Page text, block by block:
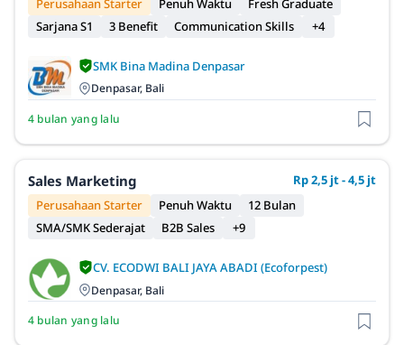
Perusahaan Starter
Penuh Waktu
Fresh Graduate
Sarjana S1
3 Benefit Communication Skills +4
SMK Bina Madina Denpasar
Denpasar, Bali
4 bulan yang lalu
Sales Marketing
Rp 2,5 jt - 4,5 jt
Perusahaan Starter
Penuh Waktu
12 Bulan
SMA/SMK Sederajat
B2B Sales +9
CV. ECODWI BALI JAYA ABADI (Ecoforpest)
Denpasar, Bali
4 bulan yang lalu